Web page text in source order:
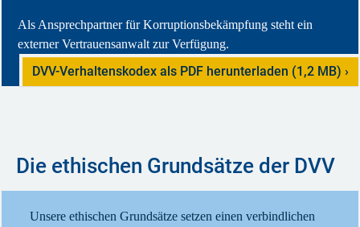
Als Ansprechpartner für Korruptionsbekämpfung steht ein
externer Vertrauensanwalt zur Verfügung.
DVV-Verhaltenskodex als PDF herunterladen (1,2 MB)
Die ethischen Grundsätze der DVV
Unsere ethischen Grundsätze setzen einen verbindlichen